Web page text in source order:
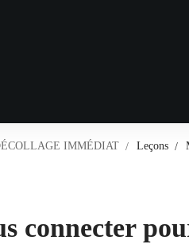
IMMÉDIAT Leçons
connecter